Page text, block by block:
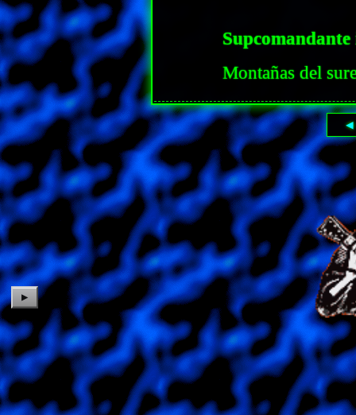
Montañas del
◀
▶
CELESTINA - TIM HECKER